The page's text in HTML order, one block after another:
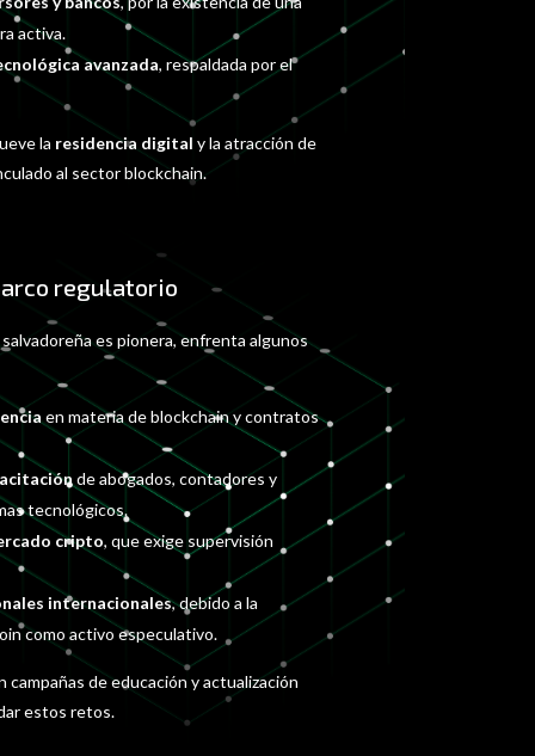
activa.
avanzada, respaldada por el
la residencia digital y la atracción de
al sector blockchain.
regulatorio
es pionera, enfrenta algunos
en materia de blockchain y contratos
de abogados, contadores y
tecnológicos.
cripto, que exige supervisión
internacionales, debido a la
como activo especulativo.
campañas de educación y actualización
estos retos.